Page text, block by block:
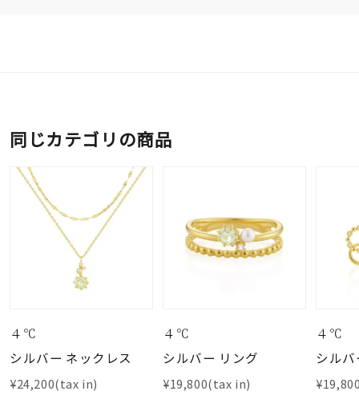
同じカテゴリの商品
４℃
シルバー ネックレス
¥24,200(tax in)
４℃
シルバー リング
¥19,800(tax in)
４℃
シル